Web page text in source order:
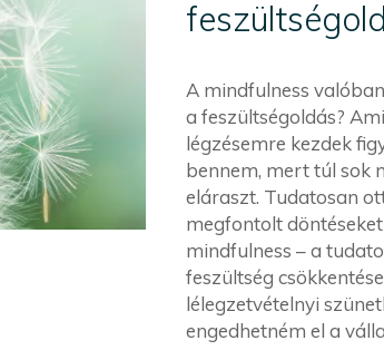
A mindfulness
a feszültségoldás?
légzésemre kezdek
bennem, mert túl sok
eláraszt. Tudatosan
megfontolt
mindfulness – a
feszültség
lélegzetvételnyi
engedhetném el a